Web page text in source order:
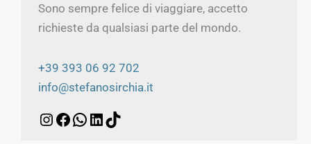
Sono sempre felice di viaggiare, accetto
richieste da qualsiasi parte del mondo.
+39 393 06 92 702
info@stefanosirchia.it